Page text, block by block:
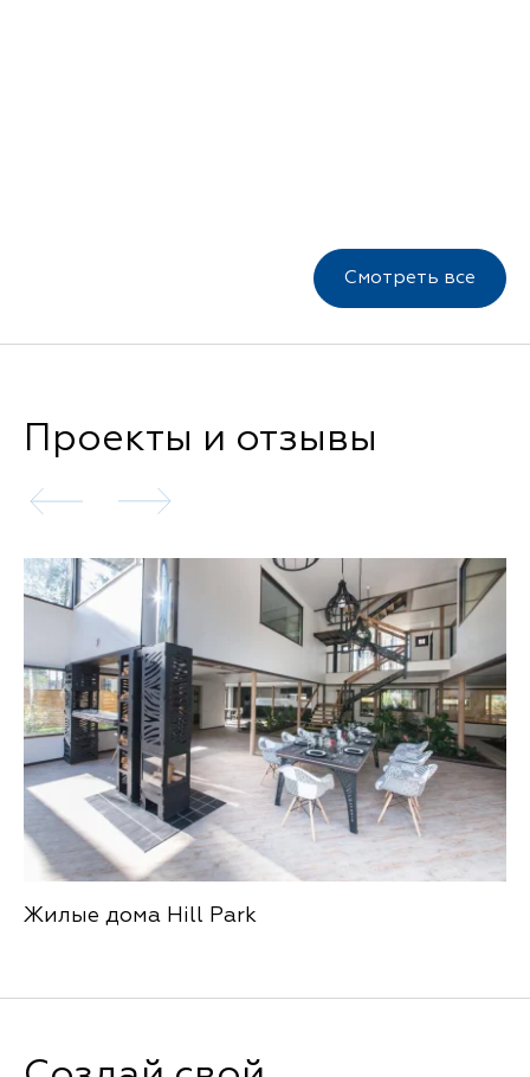
Смотреть все
Проекты и отзывы
Жилые дома Hill Park